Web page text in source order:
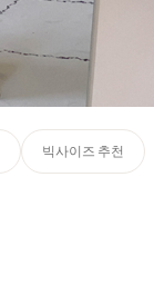
빅사이즈 추천